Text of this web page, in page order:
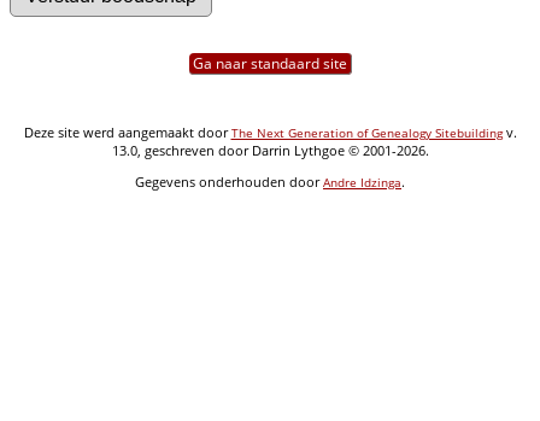
Ga naar standaard site
Deze site werd aangemaakt doorThe Next Generation of Genealogy Sitebuildingv.
13.0, geschreven door Darrin Lythgoe © 2001-2026.
Gegevens onderhouden doorAndre Idzinga.